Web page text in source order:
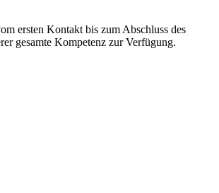
ersten Kontakt bis zum Abschluss des
gesamte Kompetenz zur Verfügung.